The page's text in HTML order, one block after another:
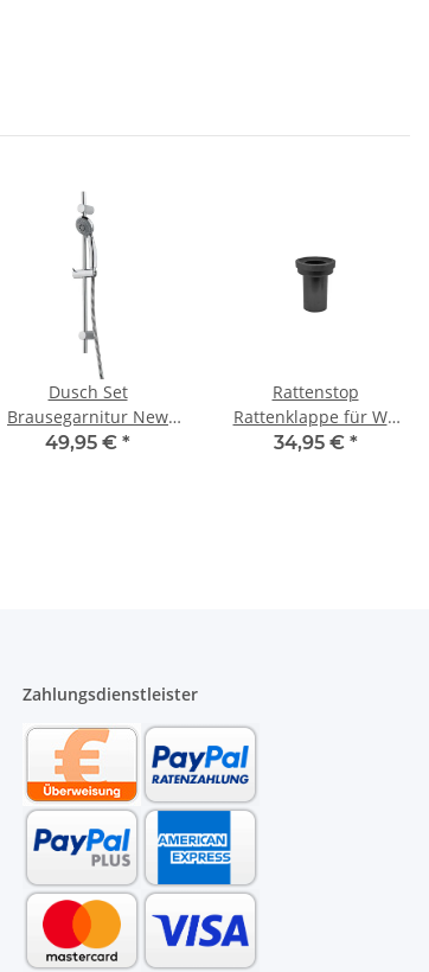
Dusch Set
Brausegarnitur New
Cento verchromt mit
49,95 € *
Rattenstop
Rattenklappe für WC
Anschlussgarnitur DN
34,95 € *
Zahlungsdienstleister